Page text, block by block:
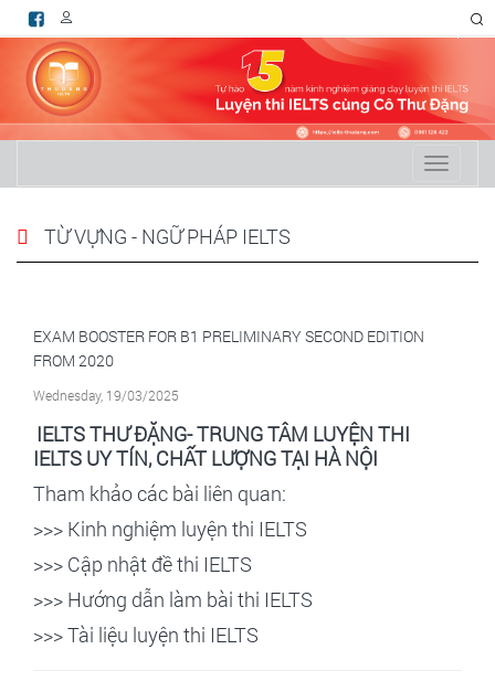
Toggle
TỪ VỰNG - NGỮ PHÁP IELTS
EXAM BOOSTER FOR B1 PRELIMINARY SECOND EDITION
FROM 2020
Wednesday, 19/03/2025
IELTSTHƯ ĐẶNG- TRUNG TÂM LUYỆN THI
IELTS UY TÍN, CHẤT LƯỢNG TẠI HÀ NỘI
Tham khảo các bài liên quan:
>>> Kinh nghiệm luyện thi IELTS
>>> Cập nhật đề thi IELTS
>>> Hướng dẫn làm bài thi IELTS
>>>Tài liệu luyện thi IELTS